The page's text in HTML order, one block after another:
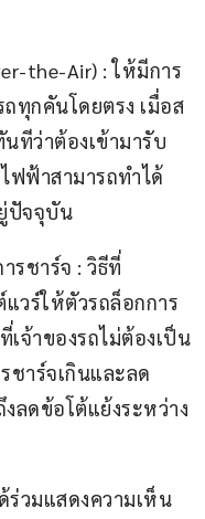
the-Air) : ให้มีการ
ทุกคันโดยตรง เมื่อส
ทีว่าต้องเข้ามารับ
ฟฟ้าสามารถทำได้
ปัจจุบัน
รชาร์จ : วิธีที่
วร์ให้ตัวรถล็อกการ
เจ้าของรถไม่ต้องเป็น
ชาร์จเกินและลด
งลดข้อโต้แย้งระหว่าง
ร่วมแสดงความเห็น